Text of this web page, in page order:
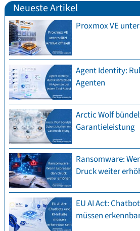
Neueste Artikel
Proxmox VE
Agent Identity:
Agenten
Arctic Wolf
Garantieleistung
Ransomware:
Druck weiter
EU AI Act:
müssen